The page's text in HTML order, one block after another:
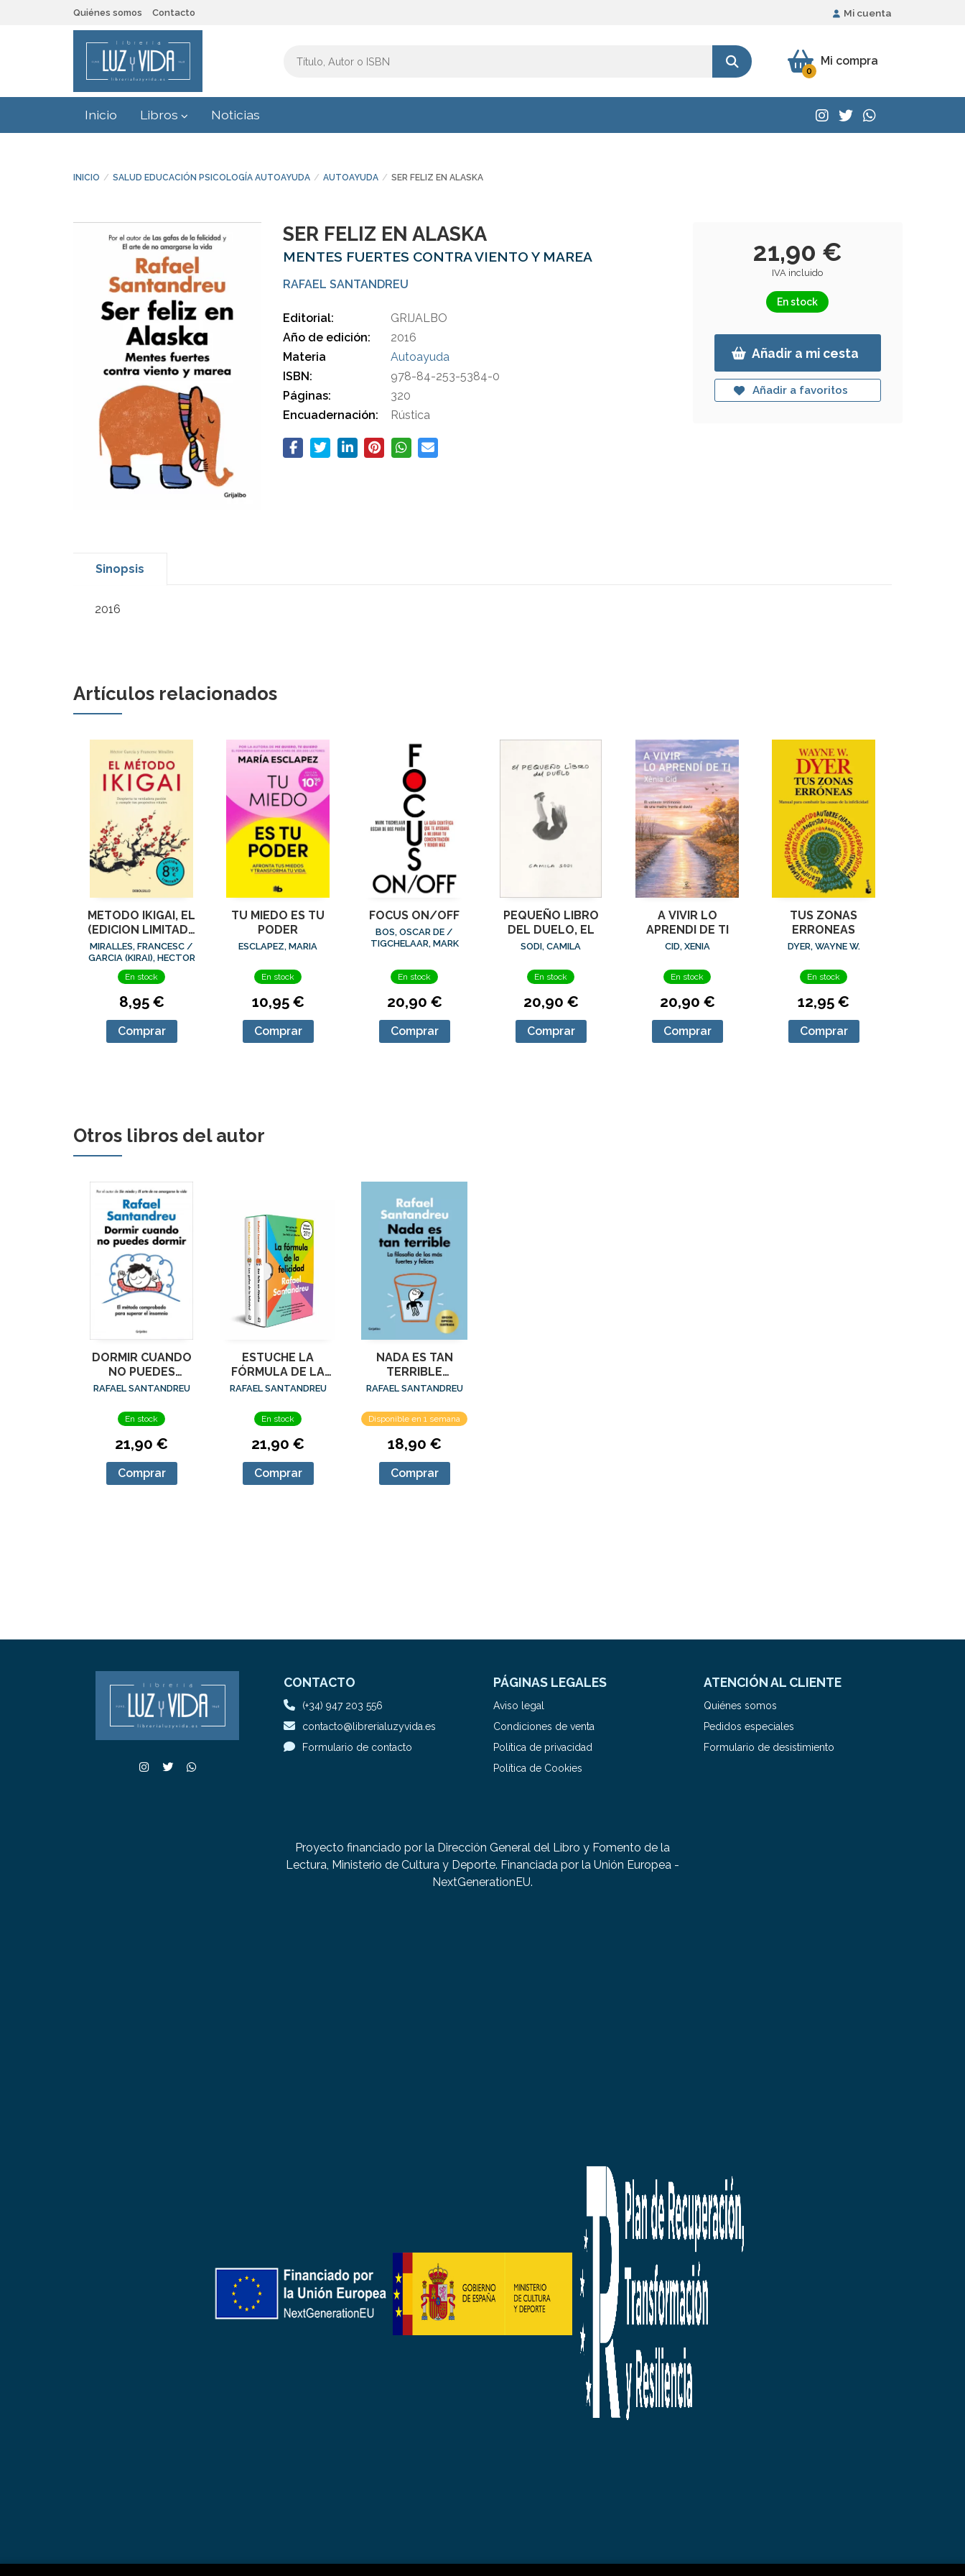
Quiénes somos Contacto Mi cuenta
Mi compra
0
Inicio Libros Noticias
INICIO SALUD EDUCACIÓN PSICOLOGÍA AUTOAYUDA AUTOAYUDA SER FELIZ EN ALASKA
SER FELIZ EN ALASKA
MENTES FUERTES CONTRA VIENTO Y MAREA
RAFAEL SANTANDREU
Editorial:
GRIJALBO
Año de edición:
2016
Materia
Autoayuda
ISBN:
978-84-253-5384-0
Páginas:
320
Encuadernación:
Rústica
21,90 €
IVA incluido
En stock
Añadir a mi cesta
Añadir a favoritos
Sinopsis
2016
Artículos relacionados
METODO IKIGAI, EL
(EDICION LIMITADA
· VERANO)
MIRALLES, FRANCESC /
GARCIA (KIRAI), HECTOR
En stock
8,95 €
Comprar
TU MIEDO ES TU
PODER
ESCLAPEZ, MARIA
En stock
10,95 €
Comprar
FOCUS ON/OFF
BOS, OSCAR DE /
TIGCHELAAR, MARK
En stock
20,90 €
Comprar
PEQUEÑO LIBRO
DEL DUELO, EL
SODI, CAMILA
En stock
20,90 €
Comprar
A VIVIR LO
APRENDI DE TI
CID, XENIA
En stock
20,90 €
Comprar
TUS ZONAS
ERRONEAS
DYER, WAYNE W.
En stock
12,95 €
Comprar
Otros libros del autor
DORMIR CUANDO
NO PUEDES
DORMIR
RAFAEL SANTANDREU
En stock
21,90 €
Comprar
ESTUCHE LA
FÓRMULA DE LA
FELICIDAD
RAFAEL SANTANDREU
En stock
21,90 €
Comprar
NADA ES TAN
TERRIBLE
(EDICION
RAFAEL SANTANDREU
Disponible en 1 semana
18,90 €
Comprar
CONTACTO
(+34) 947 203 556
contacto@librerialuzyvida.es
Formulario de contacto
PÁGINAS LEGALES
Aviso legal
Condiciones de venta
Política de privacidad
Política de Cookies
ATENCIÓN AL CLIENTE
Quiénes somos
Pedidos especiales
Formulario de desistimiento
Proyecto financiado por la Dirección General del Libro y Fomento de la
Lectura, Ministerio de Cultura y Deporte. Financiada por la Unión Europea -
NextGenerationEU.